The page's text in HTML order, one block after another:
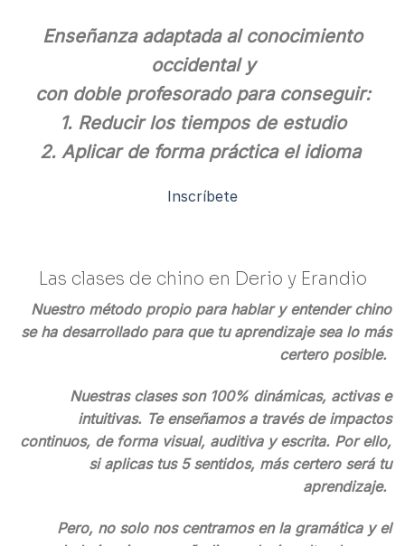
Enseñanza adaptada al conocimiento
occidental y
con doble profesorado para conseguir:
1. Reducir los tiempos de estudio
2. Aplicar de forma práctica el idioma
Inscríbete
Las clases de chino en Derio y Erandio
Nuestro método propio para hablar y entender chino
se ha desarrollado para que tu aprendizaje sea lo más
certero posible.
Nuestras clases son 100% dinámicas, activas e
intuitivas. Te enseñamos a través de impactos
continuos, de forma visual, auditiva y escrita. Por ello,
si aplicas tus 5 sentidos, más certero será tu
aprendizaje.
Pero, no solo nos centramos en la gramática y el